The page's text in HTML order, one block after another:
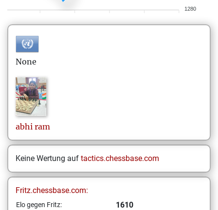
1280
None
abhi ram
Keine Wertung auf tactics.chessbase.com
Fritz.chessbase.com:
Elo gegen Fritz: 1610